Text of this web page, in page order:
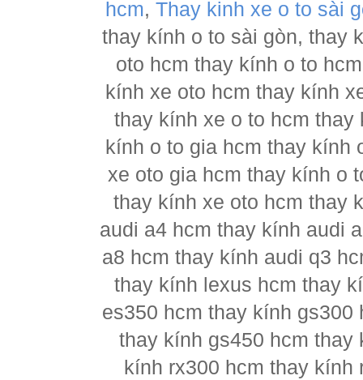
hcm,Thay kinh xe o to sài
thay kính o to sài gòn, thay
oto hcm thay kính o to
kính xe oto hcm thay kính
thay kính xe o to hcm
kính o to gia hcm thay kính
xe oto gia hcm thay kính o
thay kính xe oto hcm thay
audi a4 hcm thay kính audi
a8 hcm thay kính audi q3
thay kính lexus hcm thay
es350 hcm thay kính
thay kính gs450 hcm thay
kính rx300 hcm thay